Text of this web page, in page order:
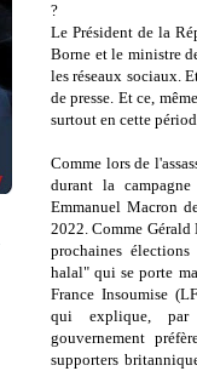
?
Le Président de la
Borne et le ministre
les réseaux sociaux.
de presse. Et ce,
surtout en cette
Comme lors de
durant la
Emmanuel Macron
2022. Comme
prochaines
halal" qui se porte
France Insoumise
qui explique,
gouvernement
supporters